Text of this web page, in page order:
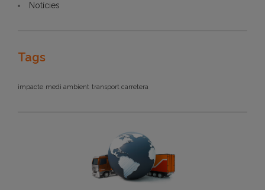
Notícies
Tags
impacte medi ambient transport carretera